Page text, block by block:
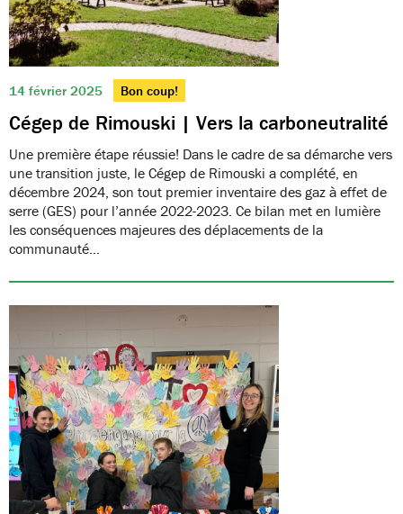
14 février 2025 Bon coup!
Cégep de Rimouski | Vers la carboneutralité
Une première étape réussie! Dans le cadre de sa démarche vers
une transition juste, le Cégep de Rimouski a complété, en
décembre 2024, son tout premier inventaire des gaz à effet de
serre (GES) pour l’année 2022-2023. Ce bilan met en lumière
les conséquences majeures des déplacements de la
communauté…